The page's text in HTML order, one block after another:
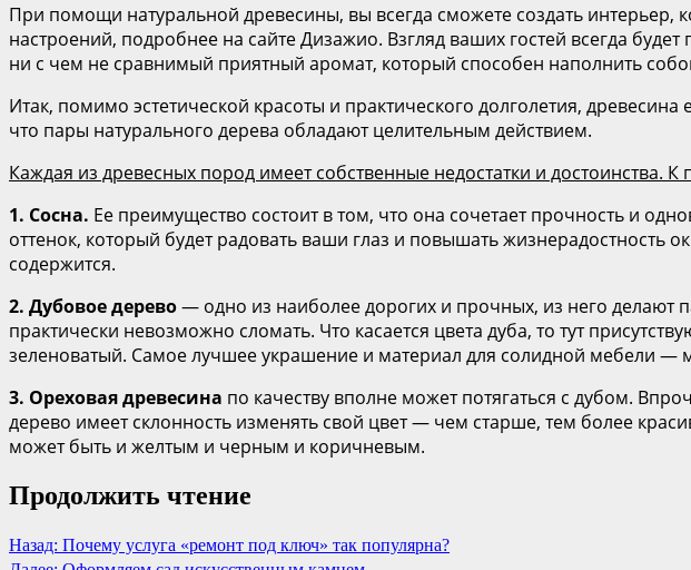
При помощи натуральной древесины, вы всегда сможете создать интерьер,
настроений, подробнее на сайте Дизажио. Взгляд ваших гостей всегда
ни с чем не сравнимый приятный аромат, который способен наполнить
Итак, помимо эстетической красоты и практического долголетия,
что пары натурального дерева обладают целительным действием.
Каждая из древесных пород имеет собственные недостатки и достоинства. К
1.​ Сосна. Ее преимущество состоит в том, что она сочетает прочность и
оттенок, который будет радовать ваши глаз и повышать
содержится.
2.​ Дубовое дерево— одно из наиболее дорогих и прочных, из него делают
практически невозможно сломать. Что касается цвета дуба, то тут
зеленоватый. Самое лучшее украшение и материал для солидной мебели —
3.​ Ореховая древесина по качеству вполне может потягаться с дубом.
дерево имеет склонность изменять свой цвет — чем старше, тем более
может быть и желтым и черным и коричневым.
Продолжить чтение
Назад: Почему услуга «ремонт под ключ» так популярна?